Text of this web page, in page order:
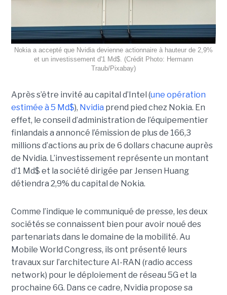
Nokia a accepté que Nvidia devienne actionnaire à hauteur de 2,9%
et un investissement d'1 Md$. (Crédit Photo: Hermann
Traub/Pixabay)
Après s’être invité au capital d’Intel (une opération
estimée à 5 Md$), Nvidia prend pied chez Nokia. En
effet, le conseil d’administration de l’équipementier
finlandais a annoncé l’émission de plus de 166,3
millions d’actions au prix de 6 dollars chacune auprès
de Nvidia. L’investissement représente un montant
d’1 Md$ et la société dirigée par Jensen Huang
détiendra 2,9% du capital de Nokia.
Comme l’indique le communiqué de presse, les deux
sociétés se connaissent bien pour avoir noué des
partenariats dans le domaine de la mobilité. Au
Mobile World Congress, ils ont présenté leurs
travaux sur l’architecture AI-RAN (radio access
network) pour le déploiement de réseau 5G et la
prochaine 6G. Dans ce cadre, Nvidia propose sa